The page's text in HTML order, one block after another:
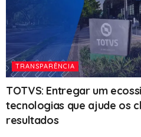
TRANSPARÊNCIA
TOTVS: Entregar um
tecnologias que ajude os
resultados